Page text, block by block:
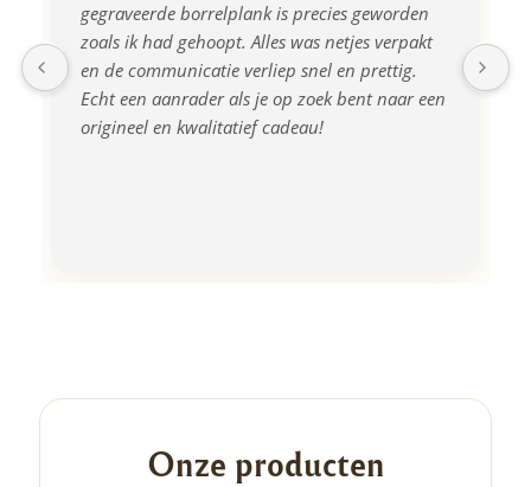
gegraveerde borrelplank is precies geworden
zoals ik had gehoopt. Alles was netjes verpakt
en de communicatie verliep snel en prettig.
Echt een aanrader als je op zoek bent naar een
origineel en kwalitatief cadeau!
Onze producten